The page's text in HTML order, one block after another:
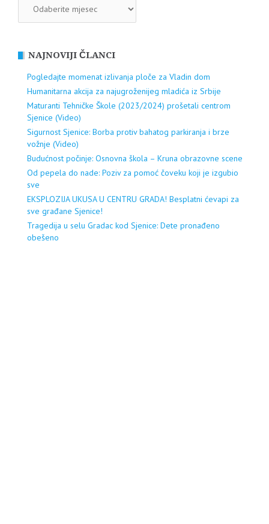
NAJNOVIJI ČLANCI
Pogledajte momenat izlivanja ploče za Vladin dom
Humanitarna akcija za najugroženijeg mladića iz Srbije
Maturanti Tehničke Škole (2023/2024) prošetali centrom
Sjenice (Video)
Sigurnost Sjenice: Borba protiv bahatog parkiranja i brze
vožnje (Video)
Budućnost počinje: Osnovna škola – Kruna obrazovne scene
Od pepela do nade: Poziv za pomoć čoveku koji je izgubio
sve
EKSPLOZIJA UKUSA U CENTRU GRADA! Besplatni ćevapi za
sve građane Sjenice!
Tragedija u selu Gradac kod Sjenice: Dete pronađeno
obešeno